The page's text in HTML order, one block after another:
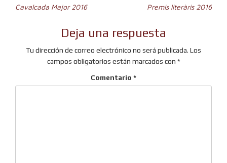
Navegación
entradas
Cavalcada Major 2016 Premis literàris 2016
Deja una respuesta
Tu dirección de correo electrónico no será publicada. Los
campos obligatorios están marcados con *
Comentario *